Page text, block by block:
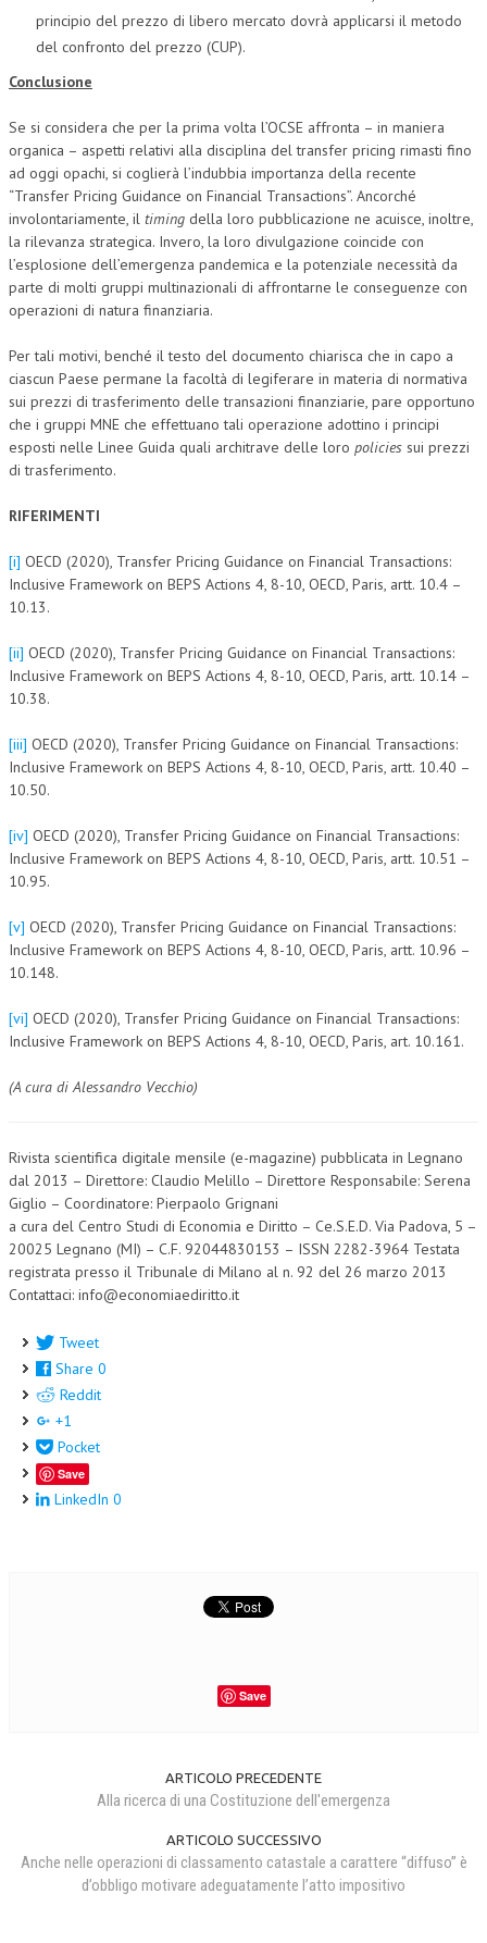
principio del prezzo di libero mercato dovrà applicarsi il metodo
del confronto del prezzo (CUP).
Conclusione
Se si considera che per la prima volta l’OCSE affronta – in maniera
organica – aspetti relativi alla disciplina del transfer pricing rimasti fino
ad oggi opachi, si coglierà l’indubbia importanza della recente
“Transfer Pricing Guidance on Financial Transactions”. Ancorché
involontariamente, il timing della loro pubblicazione ne acuisce, inoltre,
la rilevanza strategica. Invero, la loro divulgazione coincide con
l’esplosione dell’emergenza pandemica e la potenziale necessità da
parte di molti gruppi multinazionali di affrontarne le conseguenze con
operazioni di natura finanziaria.
Per tali motivi, benché il testo del documento chiarisca che in capo a
ciascun Paese permane la facoltà di legiferare in materia di normativa
sui prezzi di trasferimento delle transazioni finanziarie, pare opportuno
che i gruppi MNE che effettuano tali operazione adottino i principi
esposti nelle Linee Guida quali architrave delle loro policies sui prezzi
di trasferimento.
RIFERIMENTI
[i] OECD (2020), Transfer Pricing Guidance on Financial Transactions:
Inclusive Framework on BEPS Actions 4, 8-10, OECD, Paris, artt. 10.4 –
10.13.
[ii] OECD (2020), Transfer Pricing Guidance on Financial Transactions:
Inclusive Framework on BEPS Actions 4, 8-10, OECD, Paris, artt. 10.14 –
10.38.
[iii] OECD (2020), Transfer Pricing Guidance on Financial Transactions:
Inclusive Framework on BEPS Actions 4, 8-10, OECD, Paris, artt. 10.40 –
10.50.
[iv] OECD (2020), Transfer Pricing Guidance on Financial Transactions:
Inclusive Framework on BEPS Actions 4, 8-10, OECD, Paris, artt. 10.51 –
10.95.
[v] OECD (2020), Transfer Pricing Guidance on Financial Transactions:
Inclusive Framework on BEPS Actions 4, 8-10, OECD, Paris, artt. 10.96 –
10.148.
[vi] OECD (2020), Transfer Pricing Guidance on Financial Transactions:
Inclusive Framework on BEPS Actions 4, 8-10, OECD, Paris, art. 10.161.
(A cura di Alessandro Vecchio)
Rivista scientifica digitale mensile (e-magazine) pubblicata in Legnano
dal 2013 – Direttore: Claudio Melillo – Direttore Responsabile: Serena
Giglio – Coordinatore: Pierpaolo Grignani
a cura del Centro Studi di Economia e Diritto – Ce.S.E.D. Via Padova, 5 –
20025 Legnano (MI) – C.F. 92044830153 – ISSN 2282-3964 Testata
registrata presso il Tribunale di Milano al n. 92 del 26 marzo 2013
Contattaci: info@economiaediritto.it
Tweet
Share 0
Reddit
+1
Pocket
Save
LinkedIn 0
Save
ARTICOLO PRECEDENTE
Alla ricerca di una Costituzione dell'emergenza
ARTICOLO SUCCESSIVO
Anche nelle operazioni di classamento catastale a carattere “diffuso” è
d’obbligo motivare adeguatamente l’atto impositivo